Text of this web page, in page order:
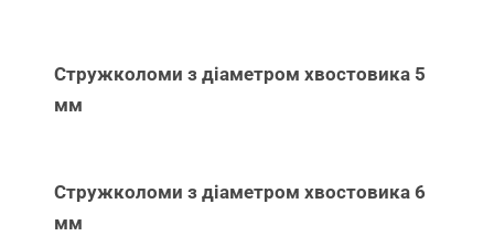
Стружколоми з діаметром хвостовика 5
мм
Стружколоми з діаметром хвостовика 6
мм